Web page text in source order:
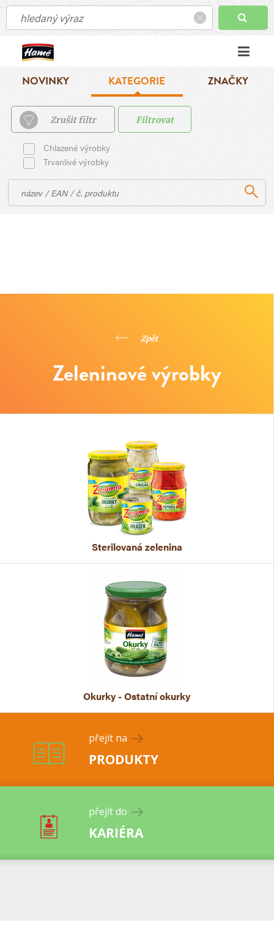
NOVINKY KATEGORIE ZNAČKY
Zrušit filtr Filtrovat
Chlazené výrobky
Trvanlivé výrobky
Zpět
Zeleninové výrobky
Sterilovaná zelenina
Okurky - Ostatní okurky
přejít na
PRODUKTY
přejít do
KARIÉRA